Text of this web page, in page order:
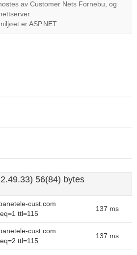
Do you
website?
av Customer Nets Fornebu, og
er ASP.NET.
56(84) bytes
cust.com
ttl=115
137 ms
cust.com
ttl=115
137 ms